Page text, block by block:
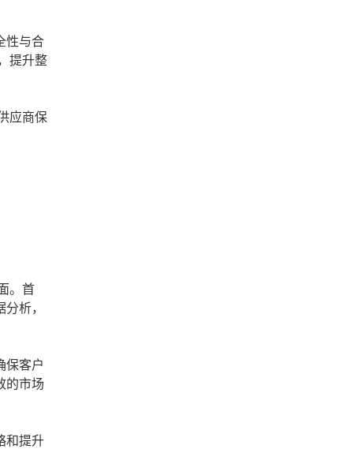
性与合
提升整
应商保
。首
析，
保客户
的市场
和提升